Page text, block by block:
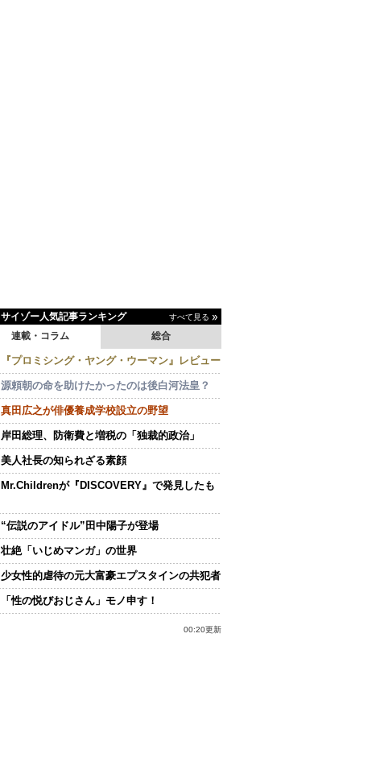
サイゾー人気記事ランキング すべて見る
連載・コラム 総合
『プロミシング・ヤング・ウーマン』レビュー
源頼朝の命を助けたかったのは後白河法皇？
真田広之が俳優養成学校設立の野望
岸田総理、防衛費と増税の「独裁的政治」
美人社長の知られざる素顔
Mr.Childrenが『DISCOVERY』で発見したも
“伝説のアイドル”田中陽子が登場
壮絶「いじめマンガ」の世界
少女性的虐待の元大富豪エプスタインの共犯者
「性の悦びおじさん」モノ申す！
00:20更新